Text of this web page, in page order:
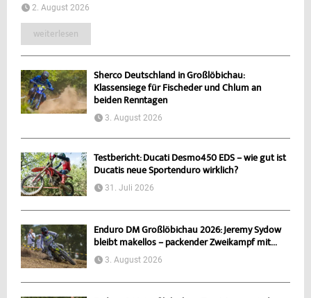
2. August 2026
weiterlesen
Sherco Deutschland in Großlöbichau:
Klassensiege für Fischeder und Chlum an
beiden Renntagen
3. August 2026
Testbericht: Ducati Desmo450 EDS – wie gut ist
Ducatis neue Sportenduro wirklich?
31. Juli 2026
Enduro DM Großlöbichau 2026: Jeremy Sydow
bleibt makellos – packender Zweikampf mit...
3. August 2026